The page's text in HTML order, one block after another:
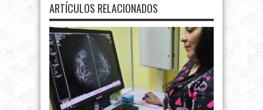
ARTÍCULOS RELACIONADOS